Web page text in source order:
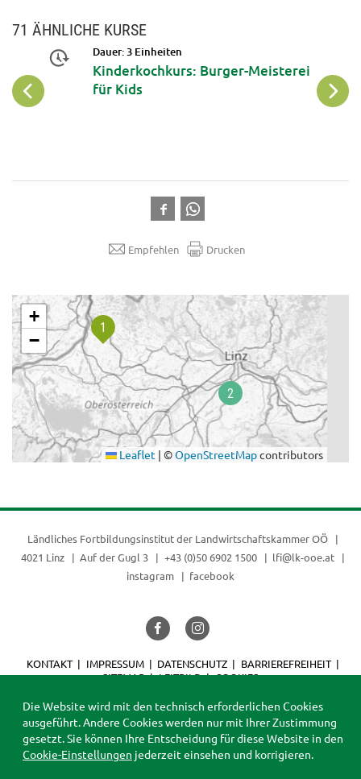
71 ÄHNLICHE KURSE
Dauer: 3 Einheiten
Kinderkochkurs: Burger-Meisterei
für Kids
Empfehlen Drucken
.
+
−
Leaflet | ©OpenStreetMapcontributors
Ländliches Fortbildungsinstitut der Landwirtschaftskammer OÖ
4021 Linz
Auf der Gugl 3 +43 (0)50 6902 1500
lfi@lk-ooe.at
instagram
facebook
KONTAKT IMPRESSUM DATENSCHUTZ
BARRIEREFREIHEIT
SITEMAP
LEITBILD COOKIES
Die Website wird mit den technisch erforderlichen Cookies
ausgeführt. Andere Cookies werden nur mit Ihrer Zustimmung
gesetzt. Sie können Ihre Entscheidung für diese Website in den
Cookie-Einstellungen jederzeit einsehen und korrigieren.